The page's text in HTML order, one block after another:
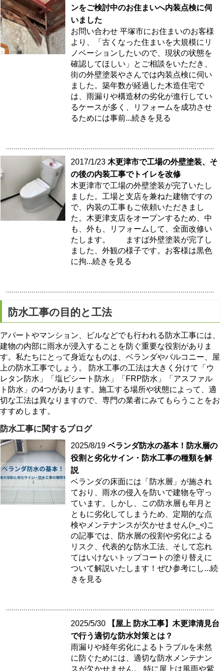
ンをご検討中のお住まいへ内装点検に伺
いました
お問い合わせ 平塚市にお住まいのお客様
より、「古くなった住まいを大規模にリ
ノベーションしたいので、現状の状態を
確認してほしい」とご相談をいただき、
街の外壁塗装やさんでは内装点検に伺い
ました。築年数が経過した木造住宅で
は、雨漏りや構造材の劣化が進行してい
るケースが多く、リフォームを成功させ
るためには事前...続きを見る
2017/1/23木更津市で工場の外壁塗装、そ
の後の内装工事でトイレを改修
木更津市で工場の外壁塗装が完了いたし
ました。工場と支店を兼ねた建物ですの
で、内装の工事もご依頼いただきまし
た。木更津支店をオープンするため、中
も、外も、リフォームして、全面改修い
たします。 ますば外壁塗装が完了し
ました、外観の様子です。お客様は黒色
に拘...続きを見る
防水工事の目的と工法
アパートやマンション、ビルなどでも行われる防水工事には、
建物の内部に雨水が浸入することを防ぐ重要な役割がありま
す。私たちにとって身近なものは、ベランダやバルコニー、屋
上の防水工事でしょう。 防水工事の工法は大きく分けて「ウ
レタン防水」「塩ビシート防水」「FRP防水」「アスファル
ト防水」の4つがあります。施工する場所や状態によって、適
切な工法は異なりますので、専門の業者にみてもらうことをお
すすめします。
防水工事に関するブログ
2025/8/19ベランダ防水の基本！防水層の
役割と劣化サイン・防水工事の種類を解
説
ベランダの床面には「防水層」が施され
ており、雨水の侵入を防いで建物を守っ
ています。しかし、この防水層も年月と
ともに劣化してしまうため、定期的な点
検やメンテナンスが欠かせません(>_<)こ
の記事では、防水層の役割や劣化による
リスク、代表的な防水工法、そして忘れ
てはいけないトップコートの塗り替えに
ついて解説いたします！ぜひ参考にし...続
きを見る
2025/5/30
【屋上 防水工事】木更津清見台
で行う適切な防水対策とは？
雨漏りや経年劣化によるトラブルを未然
に防ぐためには、適切な防水メンテナン
スが欠かせません。 特に屋上は風雨や紫